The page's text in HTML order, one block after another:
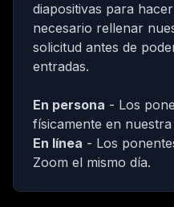
diapositivas para
necesario rellenar
solicitud antes de
entradas.
En persona - Los
físicamente en
En línea - Los
Zoom el mismo día.